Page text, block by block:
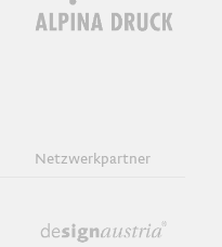
Netzwerkpartner